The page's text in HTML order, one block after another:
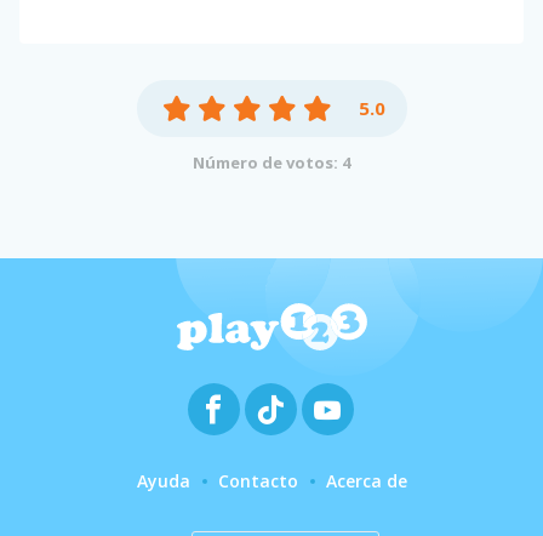
5.0
Número de votos: 4
Ayuda Contacto Acerca de